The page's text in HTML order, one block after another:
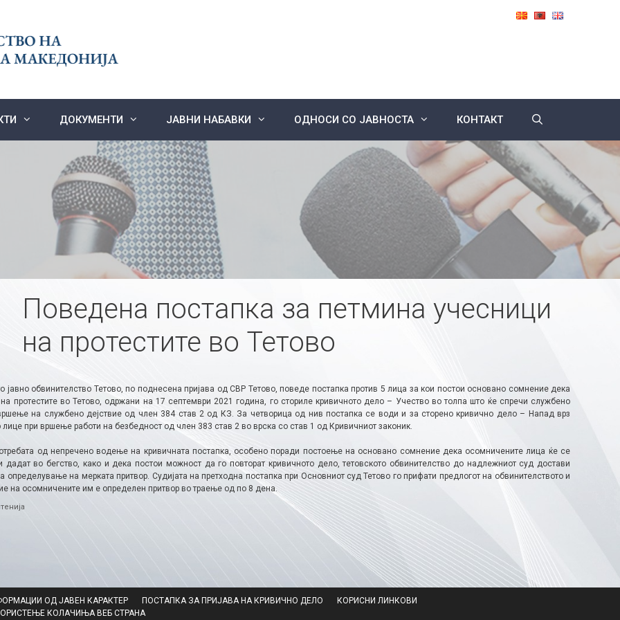
ДОКУМЕНТИ ЈАВНИ НАБАВКИ ОДНОСИ СО ЈАВНОСТА КОНТАКТ
Поведена постапка за петмина учесници
на протестите во Тетово
јавно обвинителство Тетово, по поднесена пријава од СВР Тетово, поведе постапка против 5 лица за кои постои основано сомнение дека
протестите во Тетово, одржани на 17 септември 2021 година, го сториле кривичното дело – Учество во толпа што ќе спречи службено
на службено дејствие од член 384 став 2 од КЗ. За четворица од нив постапка се води и за сторено кривично дело – Напад врз
при вршење работи на безбедност од член 383 став 2 во врска со став 1 од Кривичниот законик.
од непречено водење на кривичната постапка, особено поради постоење на основано сомнение дека осомничените лица ќе се
дадат во бегство, како и дека постои можност да го повторат кривичното дело, тетовското обвинителство до надлежниот суд достави
определување на мерката притвор. Судијата на претходна постапка при Основниот суд Тетово го прифати предлогот на обвинителството и
на осомничените им е определен притвор во траење од по 8 дена.
ОД ЈАВЕН КАРАКТЕР ПОСТАПКА ЗА ПРИЈАВА НА КРИВИЧНО ДЕЛО
КОРИСНИ ЛИНКОВИ
КОЛАЧИЊА ВЕБ СТРАНА